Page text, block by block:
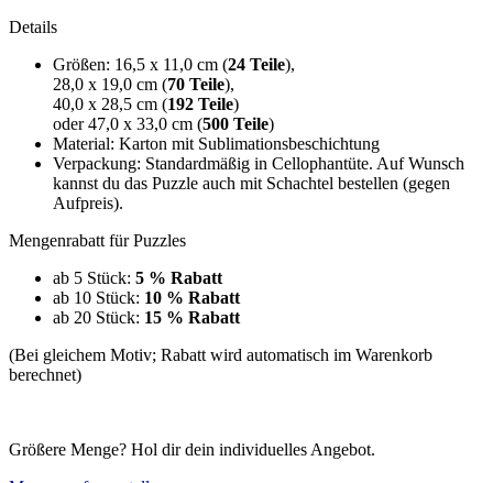
Details
Größen: 16,5 x 11,0 cm (24 Teile),
28,0 x 19,0 cm (70 Teile),
40,0 x 28,5 cm (192 Teile)
oder 47,0 x 33,0 cm (500 Teile)
Material: Karton mit Sublimationsbeschichtung
Verpackung: Standardmäßig in Cellophantüte. Auf Wunsch
kannst du das Puzzle auch mit Schachtel bestellen (gegen
Aufpreis).
Mengenrabatt für Puzzles
ab 5 Stück: 5 % Rabatt
ab 10 Stück: 10 % Rabatt
ab 20 Stück: 15 % Rabatt
(Bei gleichem Motiv; Rabatt wird automatisch im Warenkorb
berechnet)
Größere Menge? Hol dir dein individuelles Angebot.